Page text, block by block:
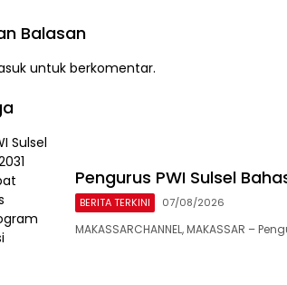
Balasan
untuk berkomentar.
Pengurus PWI Sulsel
BERITA TERKINI 07/08/2026
MAKASSARCHANNEL, MAKASSAR –